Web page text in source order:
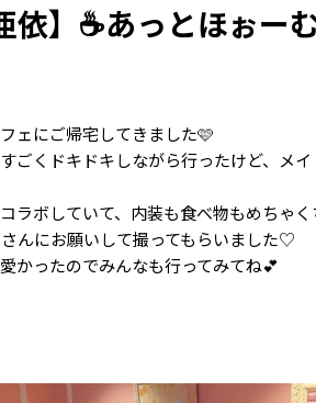
依】☕️あっとほぉー
ェにご帰宅してきました🩷
ごくドキドキしながら行ったけど、メ
ラボしていて、内装も食べ物もめちゃ
んにお願いして撮ってもらいました♡
かったのでみんなも行ってみてね💕︎